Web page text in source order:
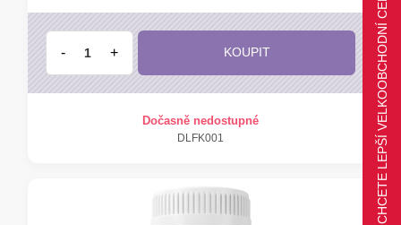
- + KOUPIT
Dočasně nedostupné
DLFK001 CHCETE LEPŠÍ VELKOOBCHODNÍ CENU?